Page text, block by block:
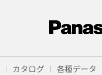
カタログ 各種データ